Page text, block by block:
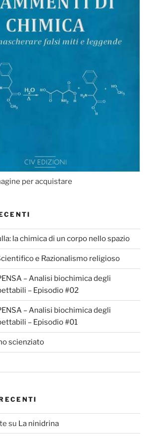
per acquistare
la chimica di un corpo nello spazio
e Razionalismo religioso
– Analisi biochimica degli
– Episodio #02
– Analisi biochimica degli
– Episodio #01
scienziato
su La ninidrina